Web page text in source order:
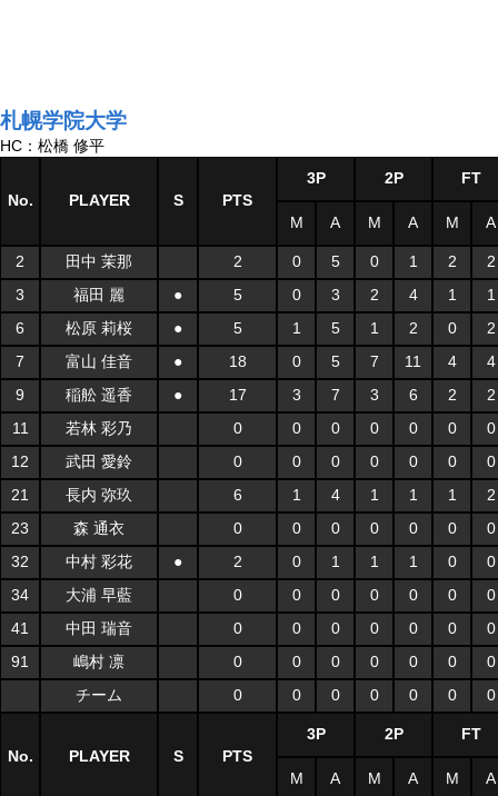
札幌学院大学
HC：松橋 修平
No. PLAYER S PTS
3P 2P FT
M A M A M A
2 田中 茉那 2 0 5 0 1 2
2
3
福田 麗 ● 5 0 3 2 4 1
1
6
松原 莉桜 ● 5 1 5 1 2 0
2
7
富山 佳音 ● 18 0 5 7 11 4
4
9
稲舩 遥香 ● 17 3 7 3 6 2
2
11
若林 彩乃 0 0 0 0 0 0
0
12
武田 愛鈴 0 0 0 0 0 0
0
21
長内 弥玖 6 1 4 1 1 1
2
23
森 通衣 0 0 0 0 0 0
0
32
中村 彩花 ● 2 0 1 1 1 0
0
34
大浦 早藍 0 0 0 0 0 0
0
41
中田 瑞音 0 0 0 0 0 0
0
91
嶋村 凛 0 0 0 0 0 0
0
チーム
0 0 0 0 0 0 0
No. PLAYER S PTS
3P 2P FT
M A M A M A